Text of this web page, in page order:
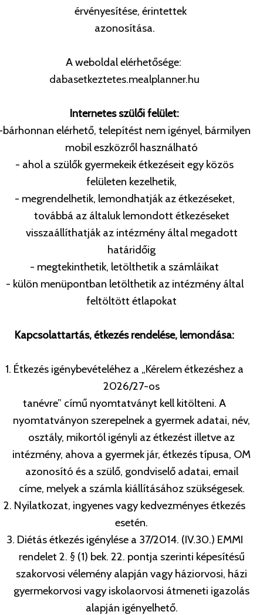
érvényesítése, érintettek
azonosítása.
A weboldal elérhetősége:
dabasetkeztetes.mealplanner.hu
Internetes szülői felület:
elérhető, telepítést nem igényel, bármilyen
mobil eszközről használható
- ahol a szülők gyermekeik étkezéseit egy közös
felületen kezelhetik,
- megrendelhetik, lemondhatják az étkezéseket,
továbbá az általuk lemondott étkezéseket
visszaállíthatják az intézmény által megadott
határidőig
- megtekinthetik, letölthetik a számláikat
- külön menüpontban letölthetik az intézmény által
feltöltött étlapokat
Kapcsolattartás, étkezés rendelése, lemondása:
1. Étkezés igénybevételéhez a „Kérelem étkezéshez a
2026/27-os
tanévre” című nyomtatványt kell kitölteni. A
nyomtatványon szerepelnek a gyermek adatai, név,
osztály, mikortól igényli az étkezést illetve az
intézmény, ahova a gyermek jár, étkezés típusa, OM
azonosító és a szülő, gondviselő adatai, email
címe, melyek a számla kiállításához szükségesek.
2. Nyilatkozat, ingyenes vagy kedvezményes étkezés
esetén.
3. Diétás étkezés igénylése a 37/2014. (IV.30.) EMMI
rendelet 2. § (1) bek. 22. pontja szerinti képesítésű
szakorvosi vélemény alapján vagy háziorvosi, házi
gyermekorvosi vagy iskolaorvosi átmeneti igazolás
alapján igényelhető.